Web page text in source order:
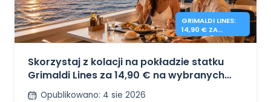
GRIMALDI LINES:
14,90 € ZA
KOLACJĘ NA
Skorzystaj z kolacji na pokładzie statku
Grimaldi Lines za 14,90 € na wybranych
trasach
Opublikowano: 4 sie 2026